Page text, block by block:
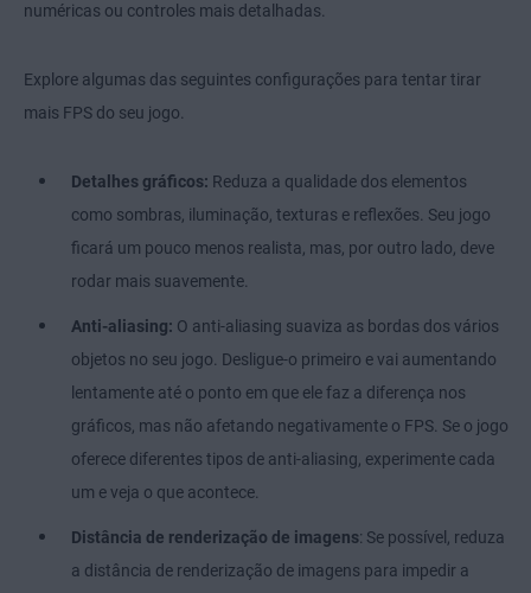
numéricas ou controles mais detalhadas.
Explore algumas das seguintes configurações para tentar tirar
mais FPS do seu jogo.
Detalhes gráficos: Reduza a qualidade dos elementos
como sombras, iluminação, texturas e reflexões. Seu jogo
ficará um pouco menos realista, mas, por outro lado, deve
rodar mais suavemente.
Anti-aliasing: O anti-aliasing suaviza as bordas dos vários
objetos no seu jogo. Desligue-o primeiro e vai aumentando
lentamente até o ponto em que ele faz a diferença nos
gráficos, mas não afetando negativamente o FPS. Se o jogo
oferece diferentes tipos de anti-aliasing, experimente cada
um e veja o que acontece.
Distância de renderização de imagens: Se possível, reduza
a distância de renderização de imagens para impedir a